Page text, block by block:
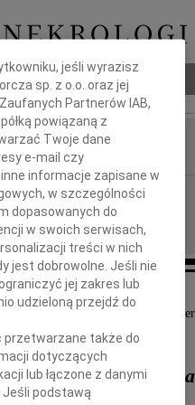
żalem przyjęliśmy wiadomość o
ś. p.
dr. Tadeusza
jeśli wyrazisz
sp. z o.o. oraz jej
] Zaufanych Partnerów IAB,
powiązaną z
Twoje dane
e-mail czy
informacje zapisane w
w szczególności
dopasowanych do
w swoich serwisach,
treści w nich
jest dobrowolne. Jeśli nie
jej zakres lub
udzieloną przejdź do
przetwarzane także do
dotyczących
lub łączone z danymi
Jeśli podstawą